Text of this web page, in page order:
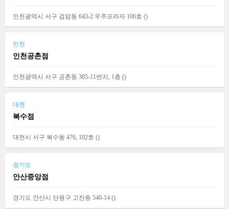
인천광역시 서구 검암동 643-2 우주프라자 106호 ()
인천
인천공촌점
인천광역시 서구 공촌동 305-11번지, 1층 ()
대전
복수점
대전시 서구 복수동 476, 102호 ()
경기도
안산중앙점
경기도 안산시 단원구 고잔동 540-14 ()